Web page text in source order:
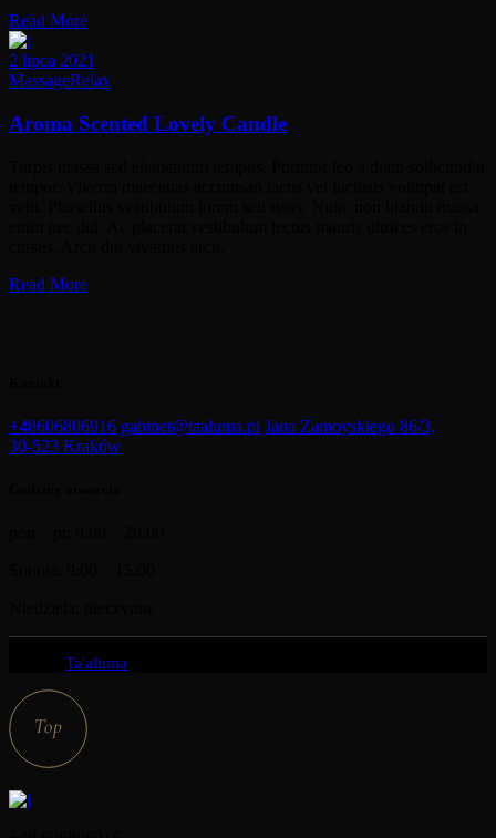
Read More
2 lipca 2021
MassageRelax
Aroma Scented Lovely Candle
Read More
+48606806916 gabinet@taaluma.pl Jana Zamoyskiego 86/3,
30-523 Kraków
Ta'aluma